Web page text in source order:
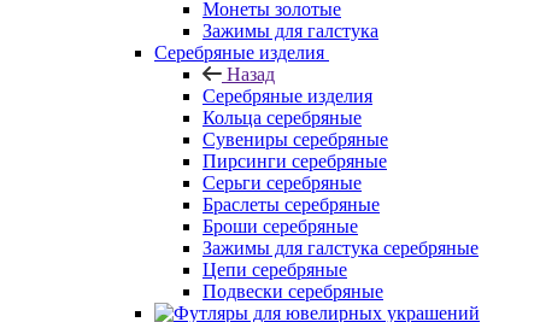
Монеты золотые
Зажимы для галстука
Серебряные изделия
Назад
Серебряные изделия
Кольца серебряные
Сувениры серебряные
Пирсинги серебряные
Серьги серебряные
Браслеты серебряные
Броши серебряные
Зажимы для галстука серебряные
Цепи серебряные
Подвески серебряные